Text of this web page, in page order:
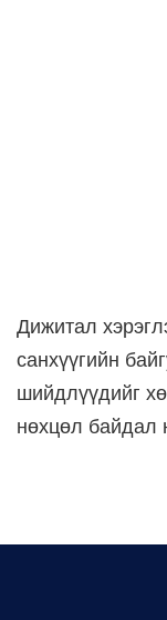
Дижитал
санхүүгийн
шийдлүүдийг
нөхцөл байдал